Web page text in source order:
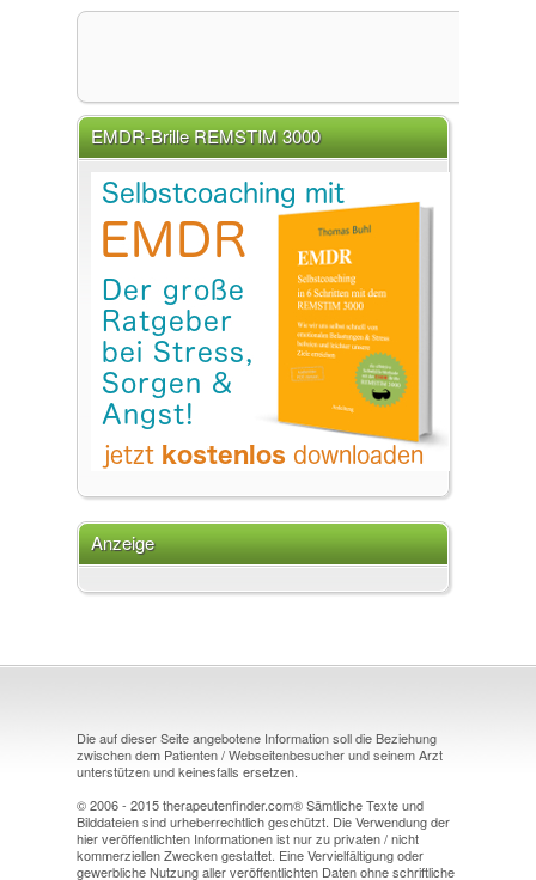
EMDR-Brille REMSTIM 3000
Anzeige
Die auf dieser Seite angebotene Information soll die Beziehung
zwischen dem Patienten / Webseitenbesucher und seinem Arzt
unterstützen und keinesfalls ersetzen.
© 2006 - 2015 therapeutenfinder.com® Sämtliche Texte und
Bilddateien sind urheberrechtlich geschützt. Die Verwendung der
hier veröffentlichten Informationen ist nur zu privaten / nicht
kommerziellen Zwecken gestattet. Eine Vervielfältigung oder
gewerbliche Nutzung aller veröffentlichten Daten ohne schriftliche